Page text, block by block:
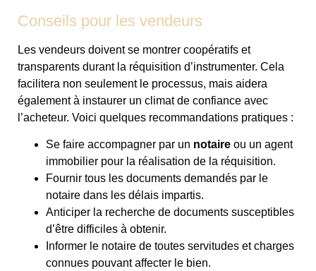
Conseils pour les vendeurs
Les vendeurs doivent se montrer coopératifs et
transparents durant la réquisition d’instrumenter. Cela
facilitera non seulement le processus, mais aidera
également à instaurer un climat de confiance avec
l’acheteur. Voici quelques recommandations pratiques :
Se faire accompagner par un notaire ou un agent
immobilier pour la réalisation de la réquisition.
Fournir tous les documents demandés par le
notaire dans les délais impartis.
Anticiper la recherche de documents susceptibles
d’être difficiles à obtenir.
Informer le notaire de toutes servitudes et charges
connues pouvant affecter le bien.